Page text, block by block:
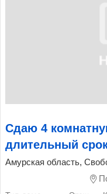
Сдаю 4
длительный
Амурская область,